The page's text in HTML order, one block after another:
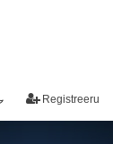
Registreeru